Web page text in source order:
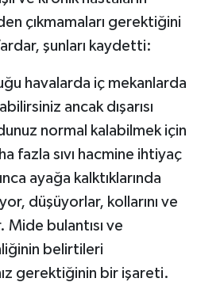
çıkmamaları gerektiğini
şunları kaydetti:
havalarda iç mekanlarda
ancak dışarısı
normal kalabilmek için
fazla sıvı hacmine ihtiyaç
ayağa kalktıklarında
düşüyorlar, kollarını ve
Mide bulantısı ve
belirtileri
gerektiğinin bir işareti.